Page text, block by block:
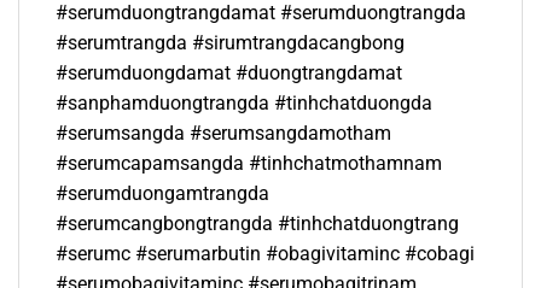
#serumduongtrangdamat #serumduongtrangda
#serumtrangda #sirumtrangdacangbong
#serumduongdamat #duongtrangdamat
#sanphamduongtrangda #tinhchatduongda
#serumsangda #serumsangdamotham
#serumcapamsangda #tinhchatmothamnam
#serumduongamtrangda
#serumcangbongtrangda #tinhchatduongtrang
#serumc #serumarbutin #obagivitaminc #cobagi